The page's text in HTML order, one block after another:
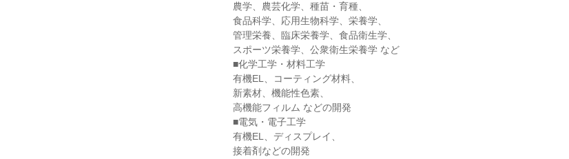
農学、農芸化学、種苗・育種、
食品科学、応用生物科学、栄養学、
管理栄養、臨床栄養学、食品衛生学、
スポーツ栄養学、公衆衛生栄養学 など
■化学工学・材料工学
有機EL、コーティング材料、
新素材、機能性色素、
高機能フィルム などの開発
■電気・電子工学
有機EL、ディスプレイ、
接着剤などの開発